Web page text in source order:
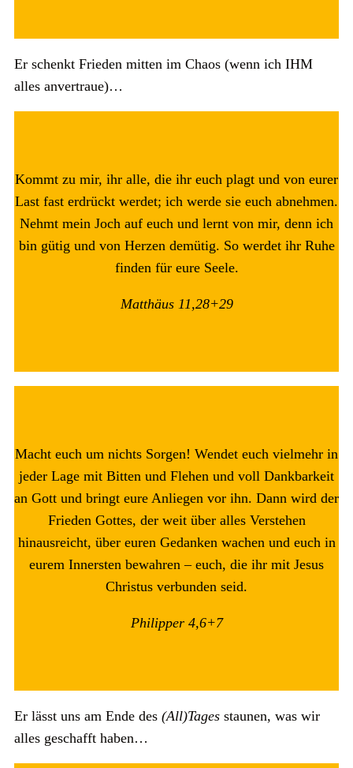
Er schenkt Frieden mitten im Chaos (wenn ich IHM
alles anvertraue)…
Kommt zu mir, ihr alle, die ihr euch plagt und von eurer
Last fast erdrückt werdet; ich werde sie euch abnehmen.
Nehmt mein Joch auf euch und lernt von mir, denn ich
bin gütig und von Herzen demütig. So werdet ihr Ruhe
finden für eure Seele.
Matthäus 11,28+29
Macht euch um nichts Sorgen! Wendet euch vielmehr in
jeder Lage mit Bitten und Flehen und voll Dankbarkeit
an Gott und bringt eure Anliegen vor ihn. Dann wird der
Frieden Gottes, der weit über alles Verstehen
hinausreicht, über euren Gedanken wachen und euch in
eurem Innersten bewahren – euch, die ihr mit Jesus
Christus verbunden seid.
Philipper 4,6+7
Er lässt uns am Ende des (All)Tages staunen, was wir
alles geschafft haben…